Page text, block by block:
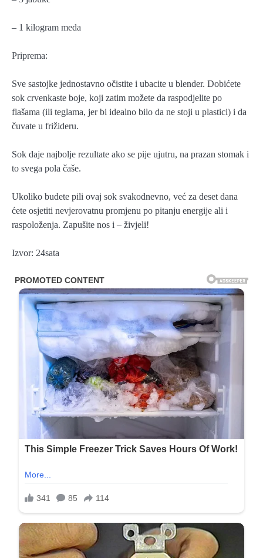
– 1 kilogram meda
Priprema:
Sve sastojke jednostavno očistite i ubacite u blender. Dobićete
sok crvenkaste boje, koji zatim možete da raspodjelite po
flašama (ili teglama, jer bi idealno bilo da ne stoji u plastici) i da
čuvate u frižideru.
Sok daje najbolje rezultate ako se pije ujutru, na prazan stomak i
to svega pola čaše.
Ukoliko budete pili ovaj sok svakodnevno, već za deset dana
ćete osjetiti nevjerovatnu promjenu po pitanju energije ali i
raspoloženja. Zapušite nos i – živjeli!
Izvor: 24sata